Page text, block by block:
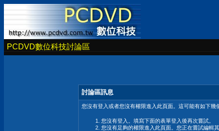
PCDVD數位科技討論區
討論區訊息
您沒有登入或者您沒有權限進入此頁面。這可能有如下幾
您沒有登入。填寫下面的表單登入後再次嘗試。
您沒有足夠的權限進入此頁面。您正在嘗試編輯